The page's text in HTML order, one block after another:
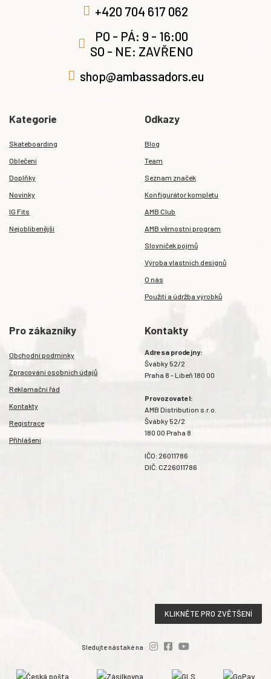
+420 704 617 062
PO - PÁ: 9 - 16:00
SO - NE: ZAVŘENO
shop@ambassadors.eu
Kategorie
Skateboarding
Oblečení
Doplňky
Novinky
IG Fits
Nejoblíbenější
Odkazy
Blog
Team
Seznam značek
Konfigurátor kompletu
AMB Club
AMB věrnostní program
Slovníček pojmů
Výroba vlastních designů
O nás
Použití a údržba výrobků
Pro zákazníky
Obchodní podmínky
Zpracování osobních údajů
Reklamační řád
Kontakty
Registrace
Přihlášení
Kontakty
Adresa prodejny:
Švábky 52/2
Praha 8 - Libeň 180 00
Provozovatel:
AMB Distribution s.r.o.
Švábky 52/2
180 00 Praha 8
IČO: 26011786
DIČ: CZ26011786
KLIKNĚTE PRO ZVĚTŠENÍ
Sledujte nás také na